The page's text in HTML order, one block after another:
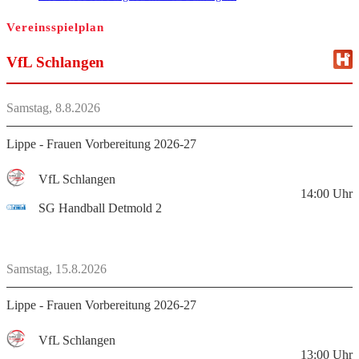
Vereinsspielplan
VfL Schlangen
Samstag, 8.8.2026
Lippe - Frauen Vorbereitung 2026-27
VfL Schlangen
SG Handball Detmold 2
14:00 Uhr
Samstag, 15.8.2026
Lippe - Frauen Vorbereitung 2026-27
VfL Schlangen
13:00 Uhr